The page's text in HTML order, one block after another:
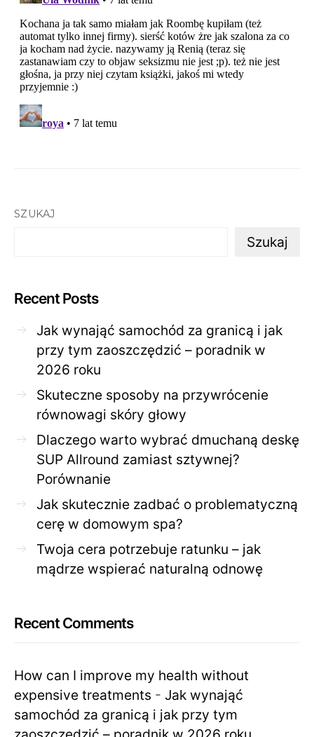
SZUKAJ
Szukaj
Recent Posts
Jak wynająć samochód za granicą i jak
przy tym zaoszczędzić – poradnik w
2026 roku
Skuteczne sposoby na przywrócenie
równowagi skóry głowy
Dlaczego warto wybrać dmuchaną deskę
SUP Allround zamiast sztywnej?
Porównanie
Jak skutecznie zadbać o problematyczną
cerę w domowym spa?
Twoja cera potrzebuje ratunku – jak
mądrze wspierać naturalną odnowę
Recent Comments
How can I improve my health without
expensive treatments - Jak wynająć
samochód za granicą i jak przy tym